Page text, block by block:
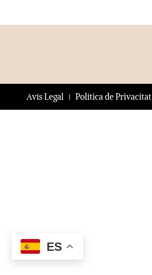
Avís Legal Política de Privacitat
ES